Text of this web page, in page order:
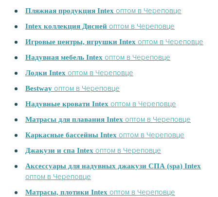
Пляжная продукция Intex оптом в Череповце
Intex коллекция Дисней оптом в Череповце
Игровые центры, игрушки Intex оптом в Череповце
Надувная мебель Intex оптом в Череповце
Лодки Intex оптом в Череповце
Bestway оптом в Череповце
Надувные кровати Intex оптом в Череповце
Матрасы для плавания Intex оптом в Череповце
Каркасные бассейны Intex оптом в Череповце
Джакузи и спа Intex оптом в Череповце
Аксессуары для надувных джакузи СПА (spa) Intex
оптом в Череповце
Матрасы, плотики Intex оптом в Череповце